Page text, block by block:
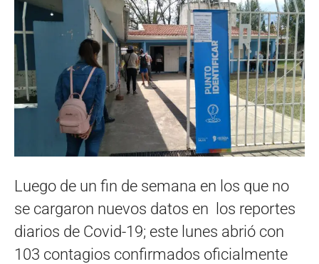
Luego de un fin de semana en los que no
se cargaron nuevos datos en los reportes
diarios de Covid-19; este lunes abrió con
103 contagios confirmados oficialmente